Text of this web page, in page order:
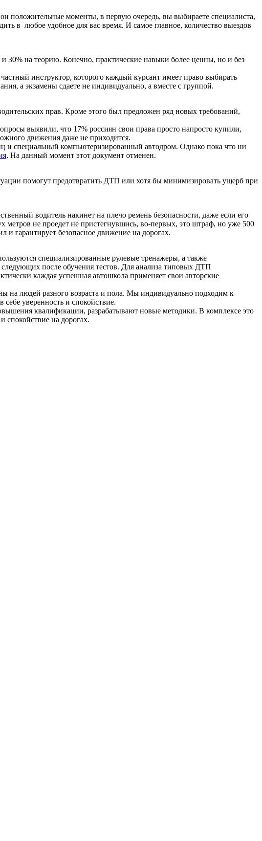
положительные моменты, в первую очередь, вы выбираете специалиста,
в любое удобное для вас время. И самое главное, количество выездов
30% на теорию. Конечно, практические навыки более ценны, но и без
инструктор, которого каждый курсант имеет право выбирать
а экзамены сдаете не индивидуально, а вместе с группой.
прав. Кроме этого был предложен ряд новых требований,
выявили, что 17% россиян свои права просто напросто купили,
движения даже не приходится.
и специальный компьютеризированный автодром. Однако пока что ни
. На данный момент этот документ отменен.
помогут предотвратить ДТП или хотя бы минимизировать ущерб при
водитель накинет на плечо ремень безопасности, даже если его
метров не проедет не пристегнувшись, во-первых, это штраф, но уже 500
и гарантирует безопасное движение на дорогах.
специализированные рулевые тренажеры, а также
после обучения тестов. Для анализа типовых ДТП
каждая успешная автошкола применяет свои авторские
на людей разного возраста и пола. Мы индивидуально подходим к
себе уверенность и спокойствие.
квалификации, разрабатывают новые методики. В комплексе это
спокойствие на дорогах.